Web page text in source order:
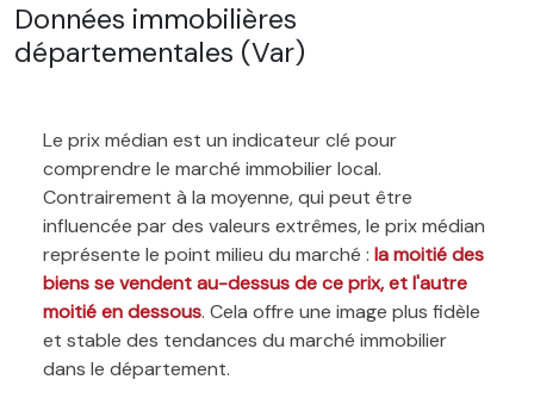
Données immobilières
départementales (Var)
Le prix médian est un indicateur clé pour
comprendre le marché immobilier local.
Contrairement à la moyenne, qui peut être
influencée par des valeurs extrêmes, le prix médian
représente le point milieu du marché : la moitié des
biens se vendent au-dessus de ce prix, et l'autre
moitié en dessous. Cela offre une image plus fidèle
et stable des tendances du marché immobilier
dans le département.